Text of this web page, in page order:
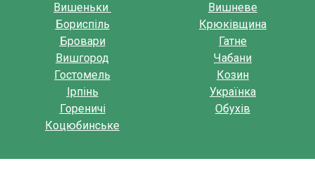
Вишеньки
Бориспіль
Бровари
Вишгород
Гостомель
Ірпінь
Гореничі
Коцюбинське
Вишневе
Крюківщина
Гатне
Чабани
Козин
Українка
Обухів